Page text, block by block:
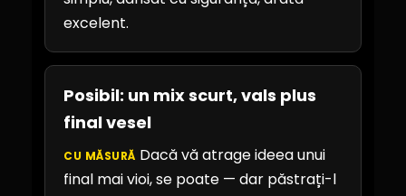
excelent.
Posibil: un mix scurt, vals plus
final vesel
CU MĂSURĂ Dacă vă atrage ideea unui
final mai vioi, se poate — dar păstrați-l